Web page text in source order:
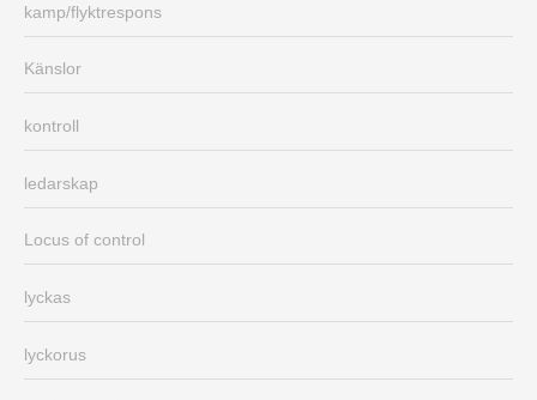
kamp/flyktrespons
Känslor
kontroll
ledarskap
Locus of control
lyckas
lyckorus